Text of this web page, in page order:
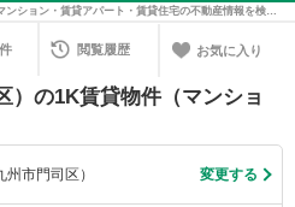
西鉄バス（北九州市門司区）（福岡県）の賃貸マンション・賃貸アパート・賃貸住宅の不動産情報を検索！不動産賃貸の物件探しは、お部屋探しのエイブル
閲覧履歴 お気に入り
）の1K賃貸物件（マンショ
市門司区） 変更する